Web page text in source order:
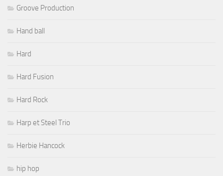
Groove Production
Hand ball
Hard
Hard Fusion
Hard Rock
Harp et Steel Trio
Herbie Hancock
hip hop